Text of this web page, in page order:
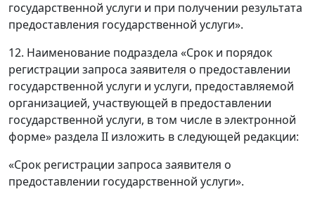
государственной услуги и при получении результата
предоставления государственной услуги».
12. Наименование подраздела «Срок и порядок
регистрации запроса заявителя о предоставлении
государственной услуги и услуги, предоставляемой
организацией, участвующей в предоставлении
государственной услуги, в том числе в электронной
форме» раздела II изложить в следующей редакции:
«Срок регистрации запроса заявителя о
предоставлении государственной услуги».